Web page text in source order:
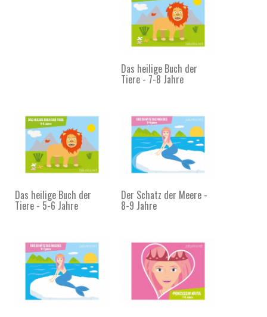
Das heilige Buch der
Tiere - 7-8 Jahre
Das heilige Buch der
Tiere - 5-6 Jahre
Der Schatz der Meere -
8-9 Jahre